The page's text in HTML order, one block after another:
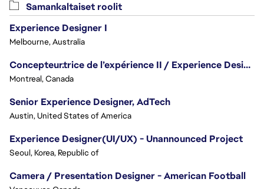
Samankaltaiset roolit
Experience Designer I
Melbourne, Australia
Concepteur.trice de l’expérience II / Experience Designer II
Montreal, Canada
Senior Experience Designer, AdTech
Austin, United States of America
Experience Designer(UI/UX) - Unannounced Project
Seoul, Korea, Republic of
Camera / Presentation Designer - American Football